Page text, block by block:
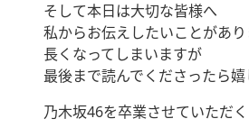
そして本日は大切な皆様へ
私からお伝えしたいことがあ
長くなってしまいますが
最後まで読んでくださったら
乃木坂46を卒業させていただ